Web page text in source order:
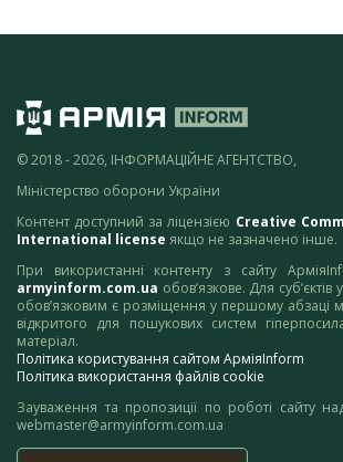
© 2018 - 2026, ІНФОРМАЦІЙНЕ АГЕНТСТВО,
Міністерство оборони України
Контент доступний за ліцензією Creative
International license якщо не зазначено інше.
При використанні контенту з сайту
armyinform.com.ua обов’язкове. Для
обов’язковим є розміщення у першому абзаці
відкритого для пошукових систем
матеріал.
Політика користування сайтом АрміяInform
Політика використання файлів cookie
Зауваження та пропозиції по роботі сайту
webmaster@armyinform.com.ua